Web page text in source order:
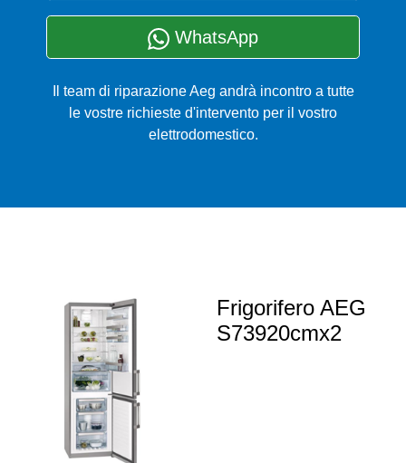
WhatsApp
Il team di riparazione Aeg andrà incontro a tutte
le vostre richieste d'intervento per il vostro
elettrodomestico.
Frigorifero AEG
S73920cmx2